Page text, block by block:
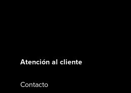
Atención al cliente
Contacto